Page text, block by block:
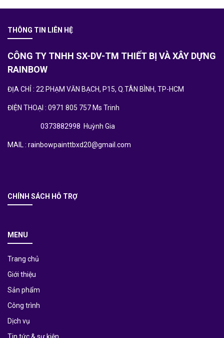
THÔNG TIN LIÊN HỆ
CÔNG TY TNHH SX-DV-TM THIẾT BỊ VÀ XÂY DỰNG
RAINBOW
ĐỊA CHỈ : 22 PHẠM VĂN BẠCH, P15, Q.TÂN BÌNH, TP-HCM
ĐIỆN THOẠI : 0971 805 757 Ms Trinh
0373882998 Huỳnh Gia
MAIL : rainbowpainttbxd20@gmail.com
CHÍNH SÁCH HỖ TRỢ
MENU
Trang chủ
Giới thiệu
Sản phẩm
Công trình
Dịch vụ